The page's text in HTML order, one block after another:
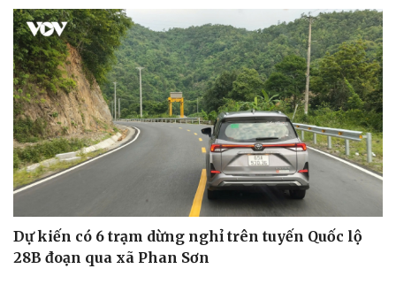
Cải chính
Dự kiến có 6 trạm dừng nghỉ trên tuyến Quốc lộ
28B đoạn qua xã Phan Sơn